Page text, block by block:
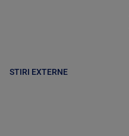
STIRI EXTERNE